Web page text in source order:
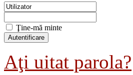
Ţine-mă minte
Aţi uitat parola?